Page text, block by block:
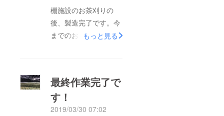
棚施設のお茶刈りの
後、製造完了です。今
までのお茶とは違う手
をし次第発送させてい
ただきます。もう少し
お待ち下さいね^_^
もっと見る
最終作業完了で
す！
2019/03/30 07:02